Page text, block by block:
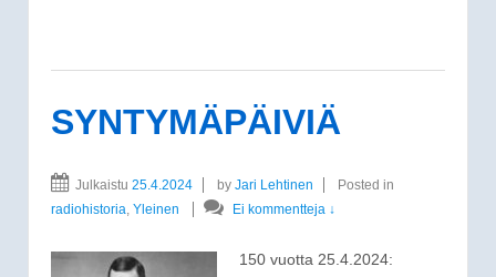
SYNTYMÄPÄIVIÄ
Julkaistu 25.4.2024 by Jari Lehtinen
Posted in
radiohistoria Yleinen Ei kommentteja ↓
150 vuotta 25.4.2024: